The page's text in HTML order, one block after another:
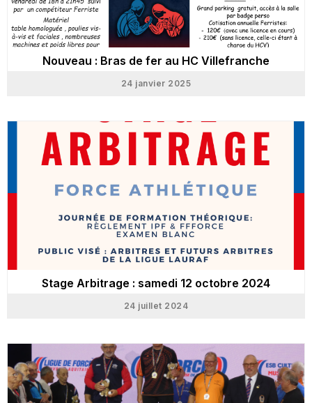
Nouveau : Bras de fer au HC Villefranche
24 janvier 2025
Stage Arbitrage : samedi 12 octobre 2024
24 juillet 2024